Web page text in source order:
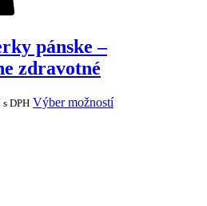
pánske –
zdravotné
s DPH Výber možností